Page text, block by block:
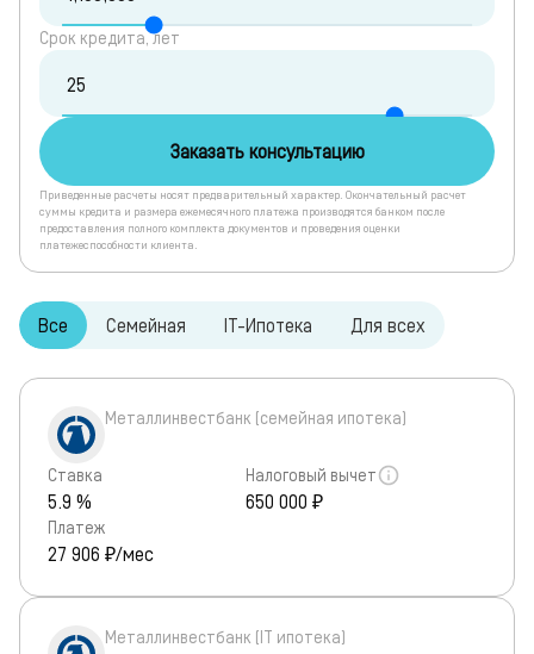
Срок кредита, лет
Заказать консультацию
Приведенные расчеты носят предварительный характер. Окончательный расчет
суммы кредита и размера ежемесячного платежа производятся банком после
предоставления полного комплекта документов и проведения оценки
платежеспособности клиента.
Все Семейная IT-Ипотека Для всех
Металлинвестбанк (семейная ипотека)
Ставка
5.9 %
Налоговый вычет
650 000 ₽
Платеж
27 906 ₽/мес
Металлинвестбанк (IT ипотека)